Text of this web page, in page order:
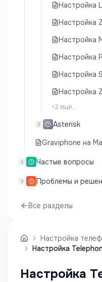
Настройка
Настройка
Настройка
Настройка
Настройка
Настройка
+2 ещё...
Asterisk
Graviphone на
Частые вопросы
Проблемы и
Все разделы
Настройка